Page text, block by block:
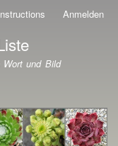
Anmelden
Wort und Bild